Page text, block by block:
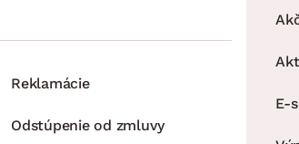
Reklamácie
Odstúpenie od zmluvy
E-